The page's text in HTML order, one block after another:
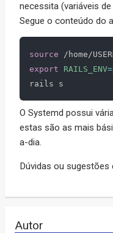
necessita (variáveis
Segue o conteúdo do
source
export
RAILS_ENV=
O Systemd possui
estas são as mais
a-dia.
Dúvidas ou
Autor